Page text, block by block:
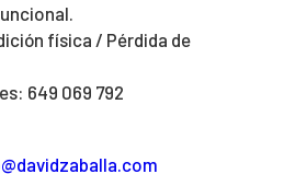
física / Pérdida de
649 069 792